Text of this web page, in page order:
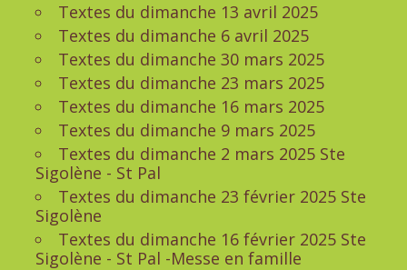
Textes du dimanche 13 avril 2025
Textes du dimanche 6 avril 2025
Textes du dimanche 30 mars 2025
Textes du dimanche 23 mars 2025
Textes du dimanche 16 mars 2025
Textes du dimanche 9 mars 2025
Textes du dimanche 2 mars 2025 Ste
Sigolène - St Pal
Textes du dimanche 23 février 2025 Ste
Sigolène
Textes du dimanche 16 février 2025 Ste
Sigolène - St Pal -Messe en famille